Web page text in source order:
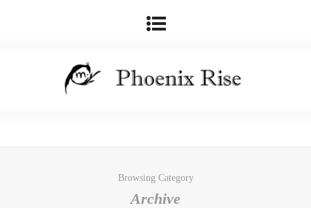
Browsing Category
Archive